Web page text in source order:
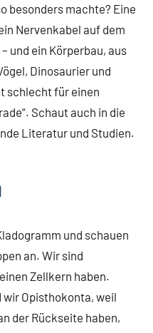
besonders machte? Eine
Nervenkabel auf dem
und ein Körperbau, aus
Dinosaurier und
schlecht für einen
Schaut auch in die
Literatur und Studien.
und schauen
an. Wir sind
Zellkern haben.
Opisthokonta, weil
der Rückseite haben,